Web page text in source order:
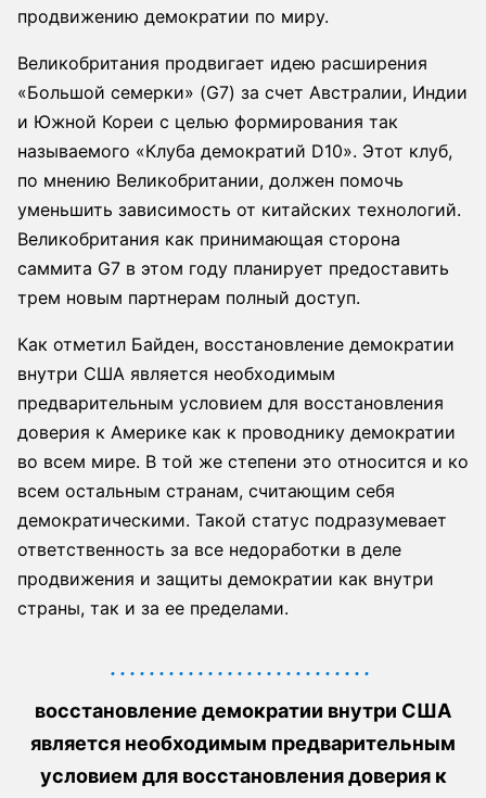
продвижению демократии по миру.
Великобритания продвигает идею расширения
«Большой семерки» (G7) за счет Австралии, Индии
и Южной Кореи с целью формирования так
называемого «Клуба демократий D10». Этот клуб,
по мнению Великобритании, должен помочь
уменьшить зависимость от китайских технологий.
Великобритания как принимающая сторона
саммита G7 в этом году планирует предоставить
трем новым партнерам полный доступ.
Как отметил Байден, восстановление демократии
внутри США является необходимым
предварительным условием для восстановления
доверия к Америке как к проводнику демократии
во всем мире. В той же степени это относится и ко
всем остальным странам, считающим себя
демократическими. Такой статус подразумевает
ответственность за все недоработки в деле
продвижения и защиты демократии как внутри
страны, так и за ее пределами.
восстановление демократии внутри США
является необходимым предварительным
условием для восстановления доверия к